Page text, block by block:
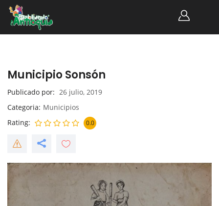
Municipio Sonsón
Publicado por
26 julio, 2019
Categoria Municipios
Rating
0.0